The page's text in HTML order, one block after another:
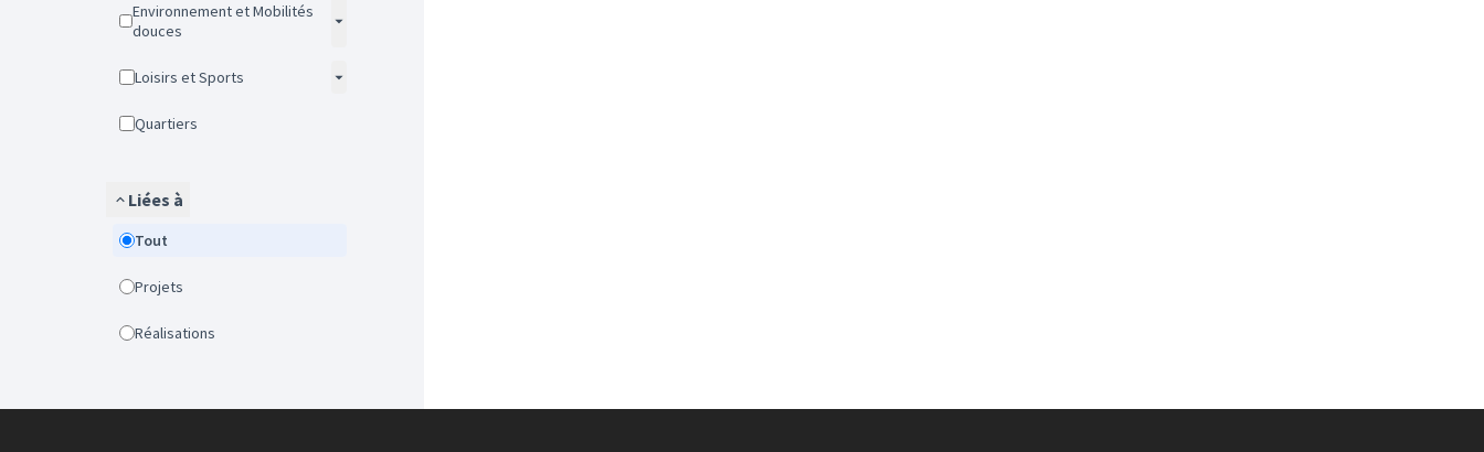
Environnement et Mobilités
douces
Loisirs et Sports
Quartiers
Liées à
Tout
Projets
Réalisations